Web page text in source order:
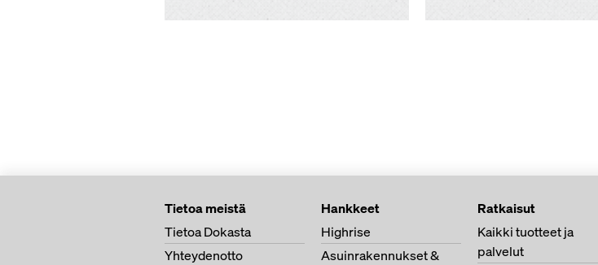
Tietoa meistä
Tietoa Dokasta
Yhteydenotto
Hankkeet
Highrise
Asuinrakennukset &
Ratkaisut
Kaikki tuotteet ja
palvelut